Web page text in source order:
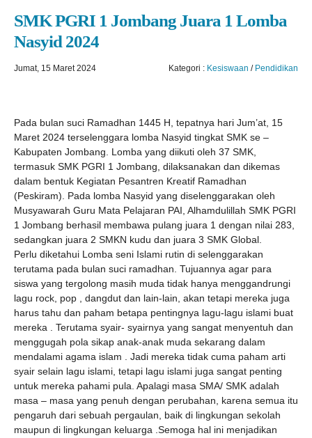
SMK PGRI 1 Jombang Juara 1 Lomba
Nasyid 2024
Jumat, 15 Maret 2024 Kategori : Kesiswaan / Pendidikan
Pada bulan suci Ramadhan 1445 H, tepatnya hari Jum’at, 15
Maret 2024 terselenggara lomba Nasyid tingkat SMK se –
Kabupaten Jombang. Lomba yang diikuti oleh 37 SMK,
termasuk SMK PGRI 1 Jombang, dilaksanakan dan dikemas
dalam bentuk Kegiatan Pesantren Kreatif Ramadhan
(Peskiram). Pada lomba Nasyid yang diselenggarakan oleh
Musyawarah Guru Mata Pelajaran PAI, Alhamdulillah SMK PGRI
1 Jombang berhasil membawa pulang juara 1 dengan nilai 283,
sedangkan juara 2 SMKN kudu dan juara 3 SMK Global.
Perlu diketahui Lomba seni Islami rutin di selenggarakan
terutama pada bulan suci ramadhan. Tujuannya agar para
siswa yang tergolong masih muda tidak hanya menggandrungi
lagu rock, pop , dangdut dan lain-lain, akan tetapi mereka juga
harus tahu dan paham betapa pentingnya lagu-lagu islami buat
mereka . Terutama syair- syairnya yang sangat menyentuh dan
menggugah pola sikap anak-anak muda sekarang dalam
mendalami agama islam . Jadi mereka tidak cuma paham arti
syair selain lagu islami, tetapi lagu islami juga sangat penting
untuk mereka pahami pula. Apalagi masa SMA/ SMK adalah
masa – masa yang penuh dengan perubahan, karena semua itu
pengaruh dari sebuah pergaulan, baik di lingkungan sekolah
maupun di lingkungan keluarga .Semoga hal ini menjadikan